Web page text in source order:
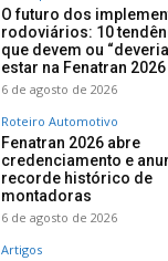
O futuro dos
rodoviários: 10
que devem ou
estar na Fenatran 2026
6 de agosto de 2026
Roteiro Automotivo
Fenatran 2026 abre
credenciamento e
recorde histórico de
montadoras
6 de agosto de 2026
Artigos